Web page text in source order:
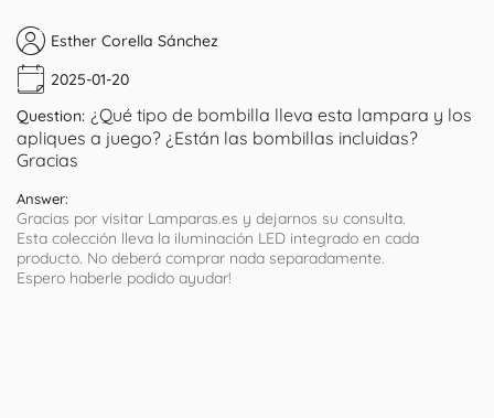
Esther Corella Sánchez
2025-01-20
Question: ¿Qué tipo de bombilla lleva esta lampara y los
apliques a juego? ¿Están las bombillas incluidas?
Gracias
Answer:
Gracias por visitar Lamparas.es y dejarnos su consulta.
Esta colección lleva la iluminación LED integrado en cada
producto. No deberá comprar nada separadamente.
Espero haberle podido ayudar!